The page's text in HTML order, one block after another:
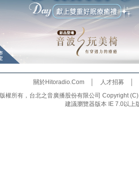
關於Hitoradio.Com│ 人才招募
版權所有，台北之音廣播股份有限公司 Copyright
建議瀏覽器版本 IE 7.0以上